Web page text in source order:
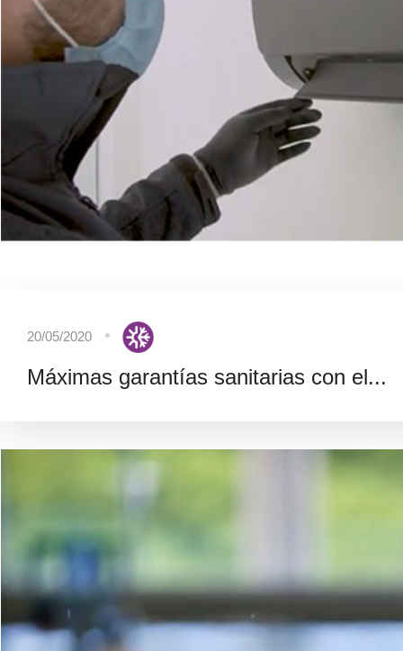
20/05/2020
Máximas garantías sanitarias con el...